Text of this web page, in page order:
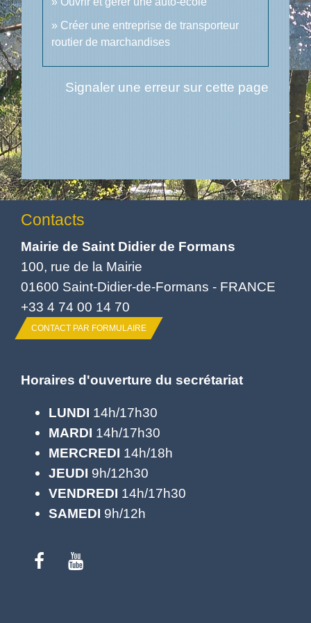
Créer une entreprise de transporteur
routier de marchandises
Signaler une erreur sur cette page
Contacts
Mairie de Saint Didier de Formans
100, rue de la Mairie
01600 Saint-Didier-de-Formans - FRANCE
+33 4 74 00 14 70
CONTACT PAR FORMULAIRE
Horaires d'ouverture du secrétariat
LUNDI 14h/17h30
MARDI 14h/17h30
MERCREDI 14h/18h
JEUDI 9h/12h30
VENDREDI 14h/17h30
SAMEDI 9h/12h